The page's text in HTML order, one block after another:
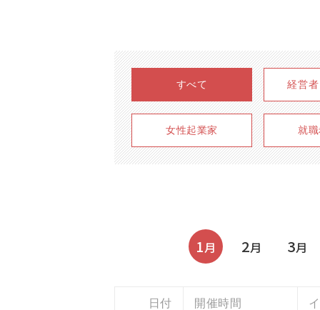
すべて 経営
女性起業家 就
1月 2月 3月
日付 開催時間